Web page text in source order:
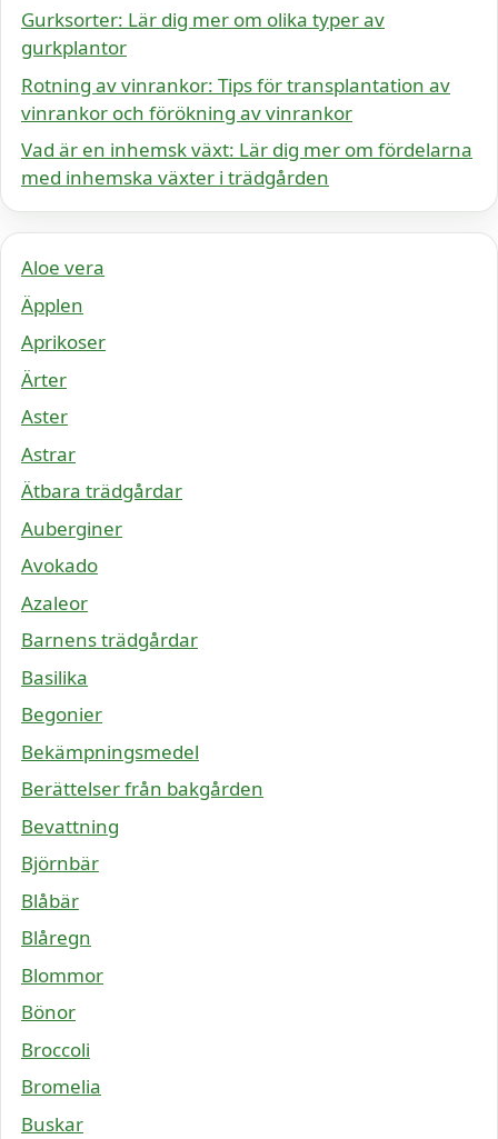
Gurksorter: Lär dig mer om olika typer av
gurkplantor
Rotning av vinrankor: Tips för transplantation av
vinrankor och förökning av vinrankor
Vad är en inhemsk växt: Lär dig mer om fördelarna
med inhemska växter i trädgården
Aloe vera
Äpplen
Aprikoser
Ärter
Aster
Astrar
Ätbara trädgårdar
Auberginer
Avokado
Azaleor
Barnens trädgårdar
Basilika
Begonier
Bekämpningsmedel
Berättelser från bakgården
Bevattning
Björnbär
Blåbär
Blåregn
Blommor
Bönor
Broccoli
Bromelia
Buskar